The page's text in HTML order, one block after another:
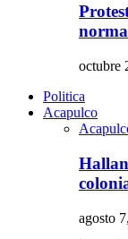
octubre
Politica
Acapulco
agosto